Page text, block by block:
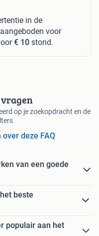
in de
voor
€ 10 stond.
op je zoekopdracht en de
deze FAQ
van een goede
beste
populair aan het